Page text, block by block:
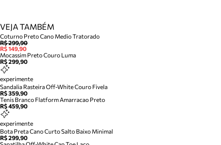
VEJA TAMBÉM
Coturno Preto Cano Medio Tratorado
R$ 299,90
R$ 149,90
Mocassim Preto Couro Luma
R$ 299,90
experimente
Sandalia Rasteira Off-White Couro Fivela
R$ 359,90
Tenis Branco Flatform Amarracao Preto
R$ 459,90
experimente
Bota Preta Cano Curto Salto Baixo Minimal
R$ 299,90